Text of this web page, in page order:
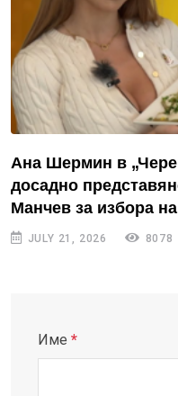
Ана Шермин в
досадно
Манчев за избора
JULY 21, 2026 8078
Име *